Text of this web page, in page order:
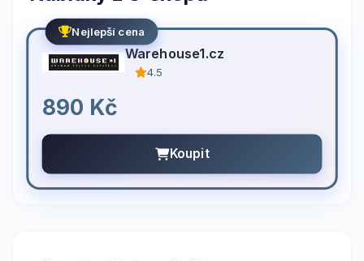
Nejlepší cena
Warehouse1.cz
4.5
890 Kč
Koupit